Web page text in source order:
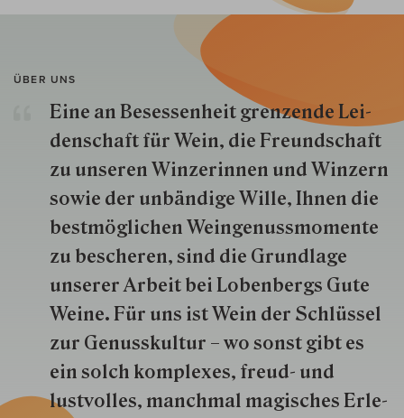
ÜBER UNS
Eine an Besessenheit gren­zende Lei­
den­schaft für Wein, die Freund­schaft
zu unseren Win­zer­innen und Win­zern
so­wie der un­bän­dige Wille, Ihnen die
best­mög­lich­en Wein­genuss­momente
zu besche­ren, sind die Grund­lage
unserer Arbeit bei Lobenbergs Gute
Weine. Für uns ist Wein der Schlüs­sel
zur Genuss­kultur – wo sonst gibt es
ein solch kom­plexes, freud- und
lustvolles, manchmal ma­gisch­es Er­le­